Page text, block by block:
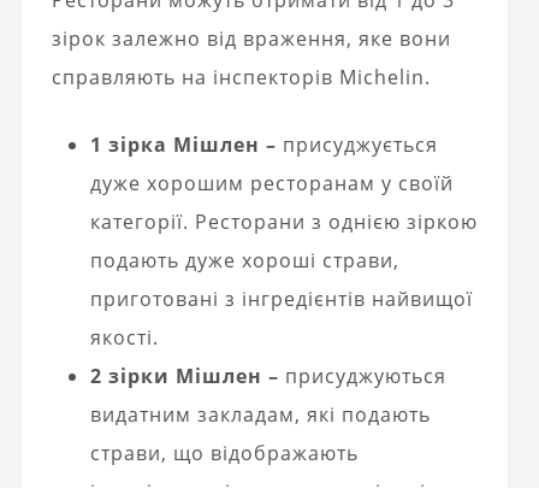
зірок залежно від враження, яке вони
справляють на інспекторів Michelin.
1 зірка Мішлен – присуджується
дуже хорошим ресторанам у своїй
категорії. Ресторани з однією зіркою
подають дуже хороші страви,
приготовані з інгредієнтів найвищої
якості.
2 зірки Мішлен – присуджуються
видатним закладам, які подають
страви, що відображають